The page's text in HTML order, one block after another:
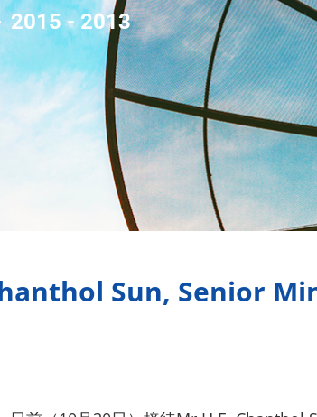
2015 - 2013
Sun, Senior